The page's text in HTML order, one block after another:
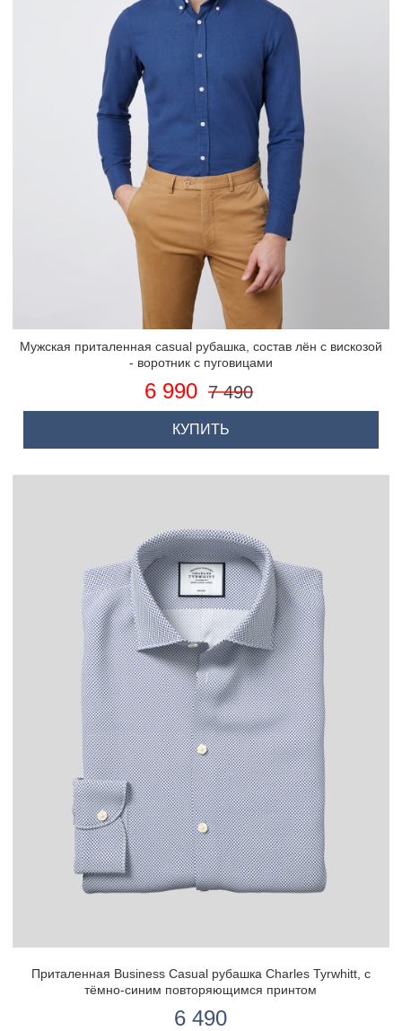
Мужская приталенная casual рубашка, состав лён с вискозой
- воротник с пуговицами
6 990 7 490
КУПИТЬ
Приталенная Business Casual рубашка Charles Tyrwhitt, с
тёмно-синим повторяющимся принтом
6 490